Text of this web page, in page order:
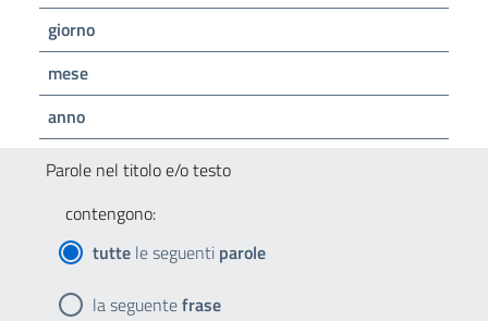
giorno
mese
anno
Parole nel titolo e/o testo
contengono:
tutte le seguenti parole
la seguentefrase